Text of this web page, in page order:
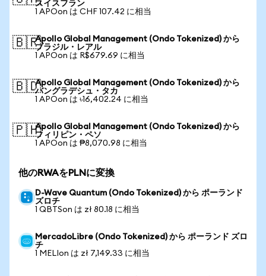
スイスフラン
1 APOon は CHF 107.42 に相当
🇧🇷Apollo Global Management (Ondo Tokenized) から
ブラジル・レアル
1 APOon は R$679.69 に相当
🇧🇩Apollo Global Management (Ondo Tokenized) から
バングラデシュ・タカ
1 APOon は ৳16,402.24 に相当
🇵🇭Apollo Global Management (Ondo Tokenized) から
フィリピン・ペソ
1 APOon は ₱8,070.98 に相当
他のRWAをPLNに変換
D-Wave Quantum (Ondo Tokenized) から ポーランド
ズロチ
1 QBTSon は zł 80.18 に相当
MercadoLibre (Ondo Tokenized) から ポーランド ズロ
チ
1 MELIon は zł 7,149.33 に相当